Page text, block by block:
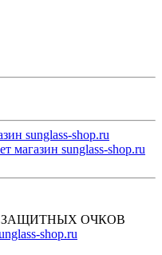
ОЧКОВ